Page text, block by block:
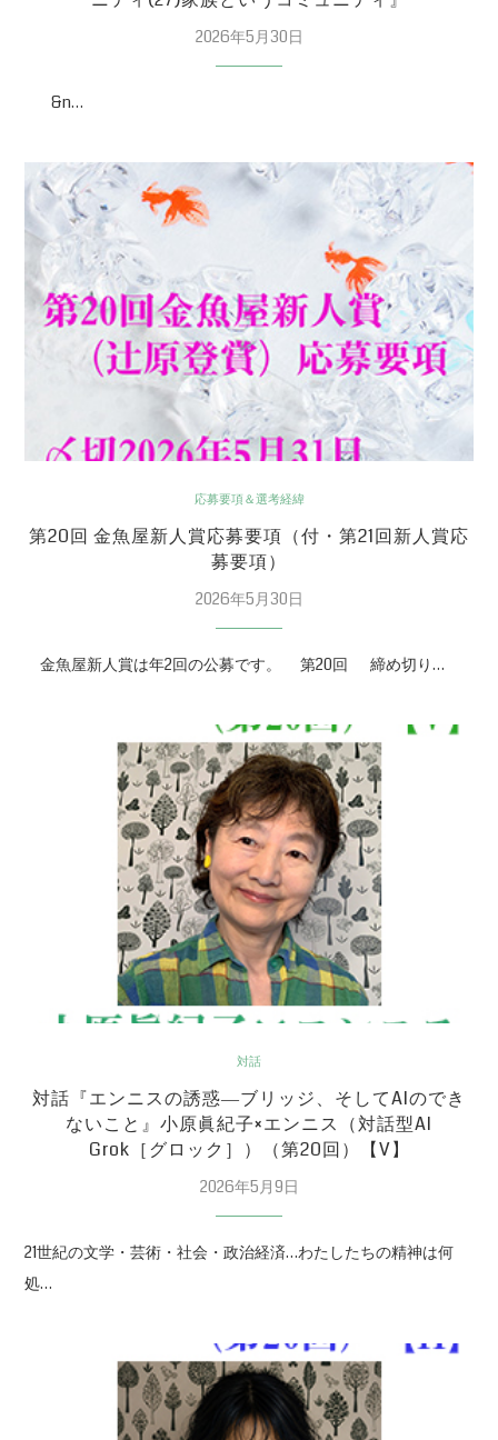
2026年5月30日
&n…
応募要項＆選考経緯
第20回 金魚屋新人賞応募要項（付・第21回新人賞応
募要項）
2026年5月30日
金魚屋新人賞は年2回の公募です。 第20回 締め切り…
対話
対話『エンニスの誘惑―ブリッジ、そしてAIのでき
ないこと』小原眞紀子×エンニス（対話型AI
Grok［グロック］）（第20回）【V】
2026年5月9日
21世紀の文学・芸術・社会・政治経済…わたしたちの精神は何
処…